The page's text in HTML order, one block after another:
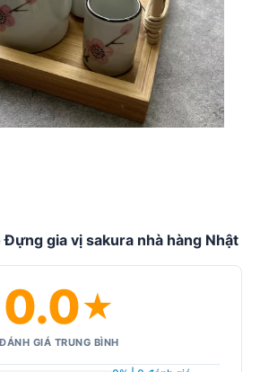
Đựng gia vị sakura nhà hàng Nhật
0.0★
ĐÁNH GIÁ TRUNG BÌNH